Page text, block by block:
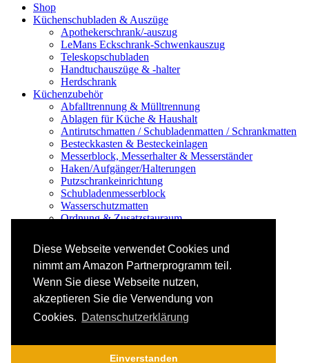
Diese Webseite verwendet Cookies und
nimmt am Amazon Partnerprogramm teil.
Wenn Sie diese Webseite nutzen,
akzeptieren Sie die Verwendung von
Cookies. Datenschutzerklärung
Einverstanden
Shop
Küchenschubladen & Auszüge
Apothekerschrank/-auszug
LeMans Eckschrank-Schwenkauszug
Teleskopschubladen
Handtuchauszüge & -halter
Herdschrank
Küchenzubehör
Abfalltrennung & Mülltrennung
Ablagen für Küche & Haushalt
Antirutschmatten / Schubladenmatten / Schrankmatten
Besteckkasten & Besteckeinlagen
Messerblock, Messerhalter & Messerständer
Haken/Aufgänger/Halterungen
Putzschrankeinrichtung
Schubladenmesserblock
Wasserschutzmatten
Ordnung & Zusatzstauraum
Nischenregal & Nischenschrank
Gewürzregal & Gewürzboard
Regaleinsatz
Scharniere & Dämpfer
Küchen-Elektrogeräte
Küchen-Mixer & -Rührer
Küchenwaage